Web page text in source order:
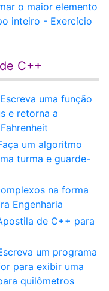
o maior elemento
inteiro - Exercício
C++
uma função
e retorna a
um algoritmo
turma e guarde-
na forma
Engenharia
de C++ para
um programa
para exibir uma
quilômetros